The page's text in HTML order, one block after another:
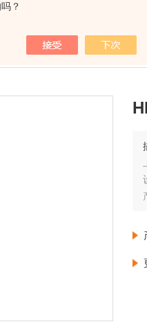
？
我的位置：